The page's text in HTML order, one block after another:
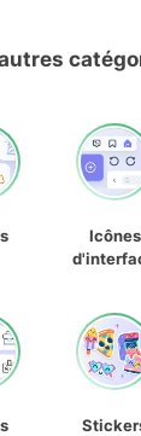
Icônes